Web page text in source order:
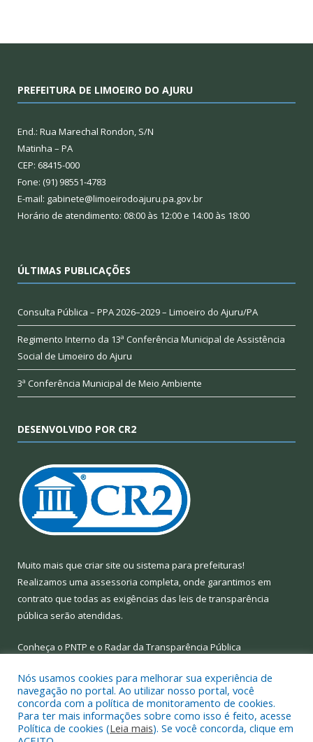
PREFEITURA DE LIMOEIRO DO AJURU
End.: Rua Marechal Rondon, S/N
Matinha – PA
CEP: 68415-000
Fone: (91) 98551-4783
E-mail: gabinete@limoeirodoajuru.pa.gov.br
Horário de atendimento: 08:00 às 12:00 e 14:00 às 18:00
ÚLTIMAS PUBLICAÇÕES
Consulta Pública – PPA 2026–2029 – Limoeiro do Ajuru/PA
Regimento Interno da 13ª Conferência Municipal de Assistência
Social de Limoeiro do Ajuru
3ª Conferência Municipal de Meio Ambiente
DESENVOLVIDO POR CR2
Muito mais que criar site ou sistema para prefeituras!
Realizamos uma assessoria completa, onde garantimos em
contrato que todas as exigências das leis de transparência
pública serão atendidas.
Conheça o PNTP e o Radar da Transparência Pública
Todos os direitos reservados a Prefeitura Municipal de Limoeiro
do Ajuru.
Nós usamos cookies para melhorar sua experiência de
navegação no portal. Ao utilizar nosso portal, você
concorda com a política de monitoramento de cookies.
Para ter mais informações sobre como isso é feito, acesse
Política de cookies (Leia mais). Se você concorda, clique em